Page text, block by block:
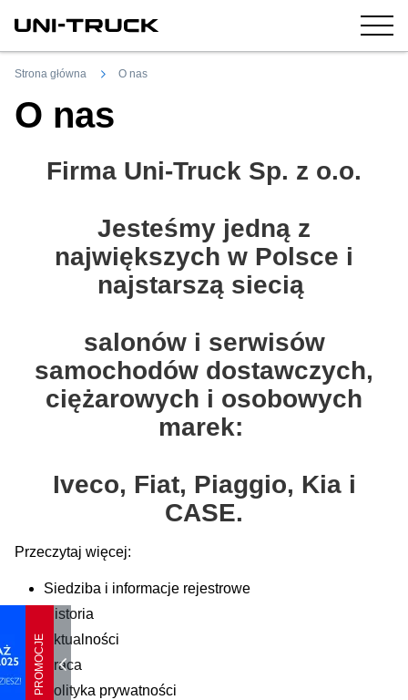
PROMOCJE
Strona główna O nas
O nas
Firma Uni-Truck Sp. z o.o.
Jesteśmy jedną z
największych w Polsce i
najstarszą siecią
salonów i serwisów
samochodów dostawczych,
ciężarowych i osobowych
marek:
Iveco, Fiat, Piaggio, Kia i
CASE.
Przeczytaj więcej:
Siedziba i informacje rejestrowe
Historia
Aktualności
Praca
Polityka prywatności